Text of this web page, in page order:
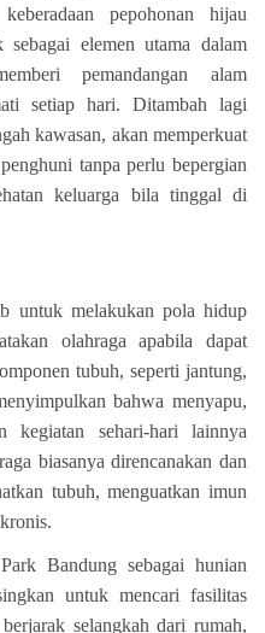
pepohonan hijau
elemen utama dalam
pemandangan alam
setiap hari. Ditambah lagi
kawasan, akan memperkuat
tanpa perlu bepergian
keluarga bila tinggal di
untuk melakukan pola hidup
olahraga apabila dapat
tubuh, seperti jantung,
bahwa menyapu,
kegiatan sehari-hari lainnya
biasanya direncanakan dan
tubuh, menguatkan imun
Bandung sebagai hunian
untuk mencari fasilitas
selangkah dari rumah,